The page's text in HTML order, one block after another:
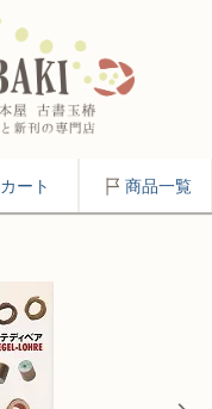
カート 商品一覧